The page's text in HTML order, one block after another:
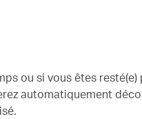
ou si vous êtes
automatiquement